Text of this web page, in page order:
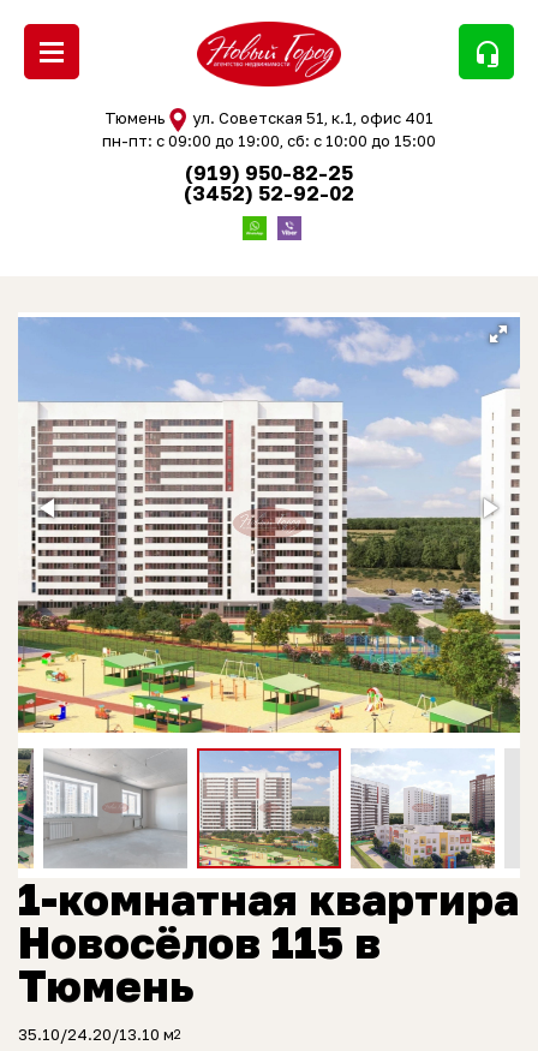
headset_mic
Тюмень
ул. Советская 51, к.1, офис 401
пн-пт: с 09:00 до 19:00, сб: с 10:00 до 15:00
(919) 950-82-25
(3452) 52-92-02
1-комнатная квартира
Новосёлов 115 в
Тюмень
35.10/24.20/13.10 м2